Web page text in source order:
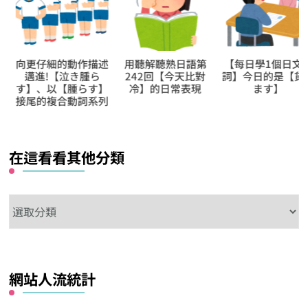
向更仔細的動作描述
邁進!【泣き腫ら
す】、以【腫らす】
接尾的複合動詞系列
用聽解聽熟日語第
242回【今天比對
冷】的日常表現
【每日學1個日文動
詞】今日的是【貸し
ます】
在這看看其他分類
這
其
他
網站人流統計